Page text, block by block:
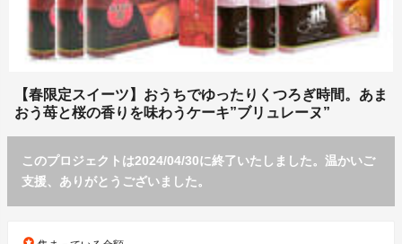
【春限定スイーツ】おうちでゆったりくつろぎ時間。あま
おう苺と桜の香りを味わうケーキ”ブリュレーヌ”
このプロジェクトは2024/04/30に終了いたしました。温かいご
支援、ありがとうございました。